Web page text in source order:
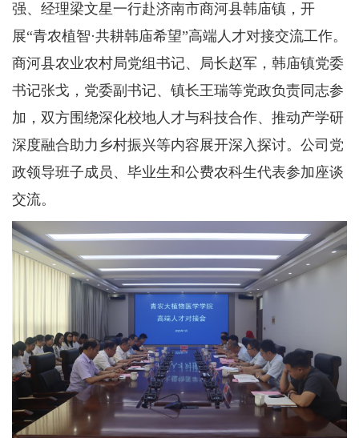
强、经理梁文星一行赴济南市商河县韩庙镇，开
展“青农植智·共耕韩庙希望”高端人才对接交流工作。
商河县农业农村局党组书记、局长赵军，韩庙镇党委
书记张戈，党委副书记、镇长王瑞等党政负责同志参
加，双方围绕深化校地人才与科技合作、推动产学研
深度融合助力乡村振兴等内容展开深入探讨。公司党
政领导班子成员、毕业生和公费农科生代表参加座谈
交流。